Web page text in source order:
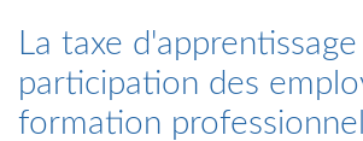
La taxe
participation des
formation